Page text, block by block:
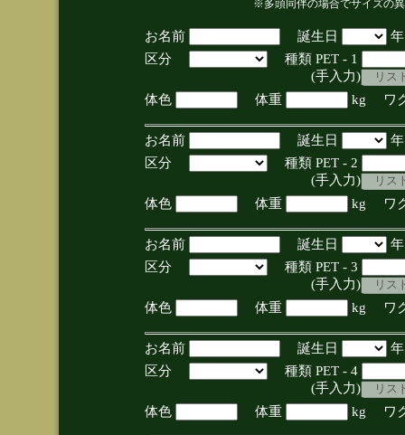
※多頭同伴の場合でサイズの
お名前 誕生日
区分
種類 PET - 1
(手入力)
体色
体重 kg ワ
お名前 誕生日
区分
種類 PET - 2
(手入力)
体色
体重 kg ワ
お名前 誕生日
区分
種類 PET - 3
(手入力)
体色
体重 kg ワ
お名前 誕生日
区分
種類 PET - 4
(手入力)
体色
体重 kg ワ